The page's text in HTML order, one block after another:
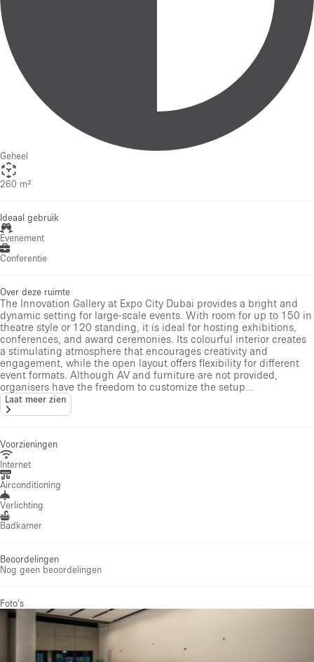
Geheel
260 m²
Ideaal gebruik
Evenement
Conferentie
Over deze ruimte
The Innovation Gallery at Expo City Dubai provides a bright and
dynamic setting for large-scale events. With room for up to 150 in
theatre style or 120 standing, it is ideal for hosting exhibitions,
conferences, and award ceremonies. Its colourful interior creates
a stimulating atmosphere that encourages creativity and
engagement, while the open layout offers flexibility for different
event formats. Although AV and furniture are not provided,
organisers have the freedom to customize the setup...
Laat meer zien
Voorzieningen
Internet
Airconditioning
Verlichting
Badkamer
Beoordelingen
Nog geen beoordelingen
Foto's